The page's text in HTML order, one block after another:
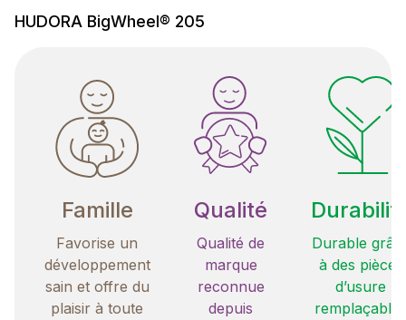
HUDORA BigWheel® 205
Famille
Favorise un
développement
sain et offre du
plaisir à toute
Qualité
Qualité de
marque
reconnue
depuis
Durable
à des pièces
d’usure
remplaçables